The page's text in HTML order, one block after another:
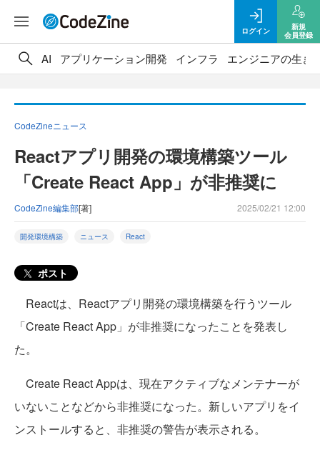
ログイン
新規
会員登録
AI アプリケーション開発 インフラ エンジニアの生き
CodeZineニュース
Reactアプリ開発の環境構築ツール
「Create React App」が非推奨に
CodeZine編集部[著] 2025/02/21 12:00
開発環境構築 ニュース React
ポスト
Reactは、Reactアプリ開発の環境構築を行うツール
「Create React App」が非推奨になったことを発表し
た。
Create React Appは、現在アクティブなメンテナーが
いないことなどから非推奨になった。新しいアプリをイ
ンストールすると、非推奨の警告が表示される。